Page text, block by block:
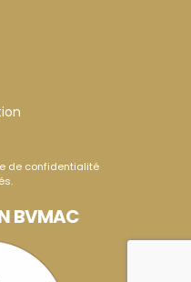
de confidentialité
BVMAC